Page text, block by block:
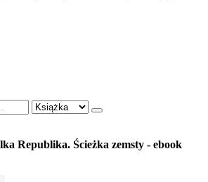
Republika. Ścieżka zemsty - ebook